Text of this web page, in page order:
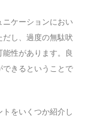
ニケーションにおい
し、過度の無駄吠
性があります。良
できるということで
をいくつか紹介し